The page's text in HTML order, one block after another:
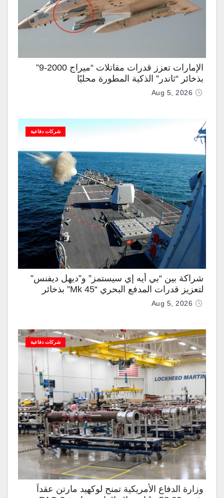
الإمارات تعزز قدرات مقاتلات “ميراج 2000-9”
بذخائر “ثاندر” الذكية المطورة محليًا
Aug 5, 2026
شركات دفاعية
شراكة بين “بي أيه إي سيستمز” و”ديهل ديفنس”
لتعزيز قدرات المدفع البحري “Mk 45” بذخائر
موجهة وصواريخ “IRIS-T”
Aug 5, 2026
شركات دفاعية
وزارة الدفاع الأمريكية تمنح لوكهيد مارتن عقداً